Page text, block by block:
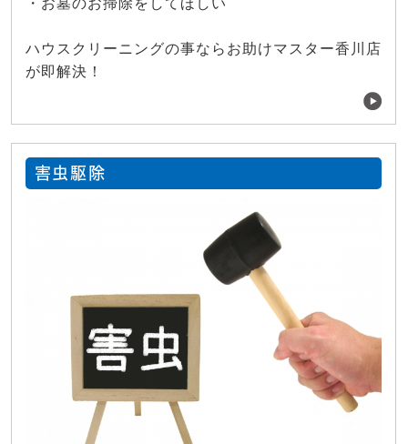
・お墓のお掃除をしてほしい
ハウスクリーニングの事ならお助けマスター香川店
が即解決！
害虫駆除